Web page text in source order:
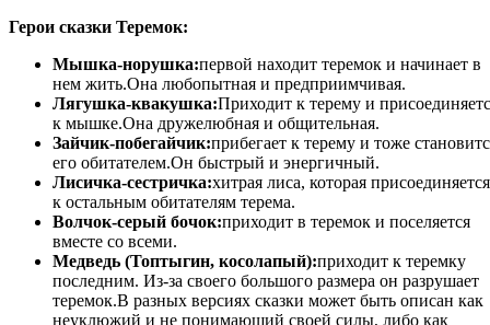
Герои сказки Теремок:
Мышка-норушка:первой находит теремок и начинает в
нем жить.Она любопытная и предприимчивая.
Лягушка-квакушка:Приходит к терему и
к мышке.Она дружелюбная и общительная.
Зайчик-побегайчик:прибегает к терему и тоже
его обитателем.Он быстрый и энергичный.
Лисичка-сестричка:хитрая лиса, которая присоединяется
к остальным обитателям терема.
Волчок-серый бочок:приходит в теремок и поселяется
вместе со всеми.
Медведь (Топтыгин, косолапый):приходит к теремку
последним. Из-за своего большого размера он разрушает
теремок.В разных версиях сказки может быть описан как
неуклюжий и не понимающий своей силы, либо как